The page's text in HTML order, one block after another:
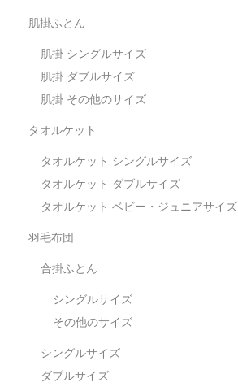
肌掛ふとん
肌掛 シングルサイズ
肌掛 ダブルサイズ
肌掛 その他のサイズ
タオルケット
タオルケット シングルサイズ
タオルケット ダブルサイズ
タオルケット ベビー・ジュニアサイズ
羽毛布団
合掛ふとん
シングルサイズ
その他のサイズ
シングルサイズ
ダブルサイズ